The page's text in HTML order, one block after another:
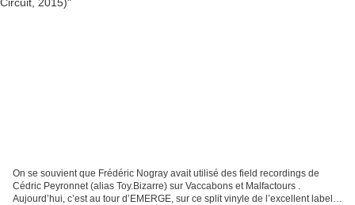
On se souvient que Frédéric Nogray avait utilisé des field recordings de
Cédric Peyronnet (alias Toy.Bizarre) sur Vaccabons et Malfactours .
Aujourd’hui, c’est au tour d’EMERGE, sur ce split vinyle de l’excellent label